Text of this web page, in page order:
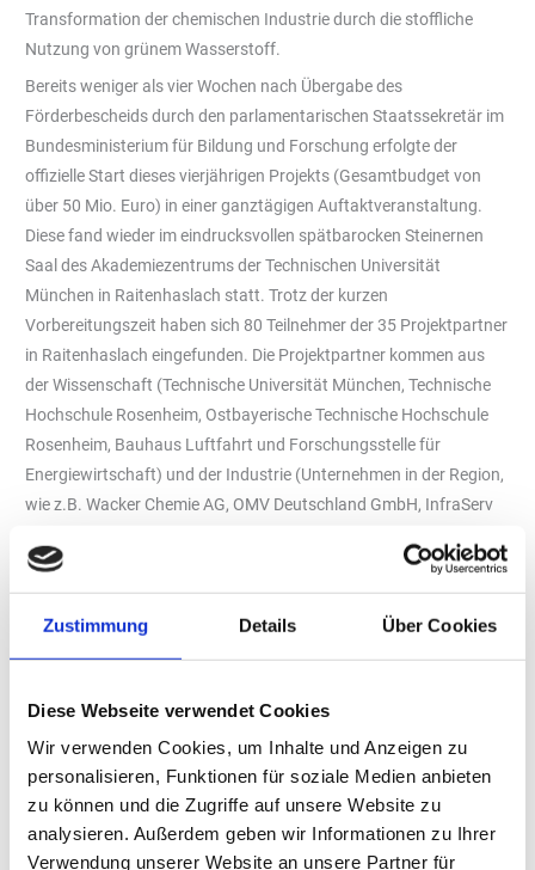
Zustimmung Details Über Cookies
Diese Webseite verwendet Cookies
Wir verwenden Cookies, um Inhalte und Anzeigen zu
personalisieren, Funktionen für soziale Medien anbieten
zu können und die Zugriffe auf unsere Website zu
analysieren. Außerdem geben wir Informationen zu Ihrer
Verwendung unserer Website an unsere Partner für
Transformation der chemischen Industrie durch die stoffliche
Nutzung von grünem Wasserstoff.
Bereits weniger als vier Wochen nach Übergabe des
Förderbescheids durch den parlamentarischen Staatssekretär im
Bundesministerium für Bildung und Forschung erfolgte der
offizielle Start dieses vierjährigen Projekts (Gesamtbudget von
über 50 Mio. Euro) in einer ganztägigen Auftaktveranstaltung.
Diese fand wieder im eindrucksvollen spätbarocken Steinernen
Saal des Akademiezentrums der Technischen Universität
München in Raitenhaslach statt. Trotz der kurzen
Vorbereitungszeit haben sich 80 Teilnehmer der 35 Projektpartner
in Raitenhaslach eingefunden. Die Projektpartner kommen aus
der Wissenschaft (Technische Universität München, Technische
Hochschule Rosenheim, Ostbayerische Technische Hochschule
Rosenheim, Bauhaus Luftfahrt und Forschungsstelle für
Energiewirtschaft) und der Industrie (Unternehmen in der Region,
wie z.B. Wacker Chemie AG, OMV Deutschland GmbH, InfraServ
Spezialunternehmen aus ganz Deutschland wie z.B. PlasmaAir
AG und Easy-Labs GmbH).
Ein Projektpartner in diesem Konsortium ist das interdisziplinäre
Forschungsinstitut Bauhaus Luftfahrt, welches als Luftverkehrs-
nachhaltigen Luftverkehr untersucht. Im Rahmen des
Verbundprojekts Wasserstoff-Reallabor Burghausen bewertet
das Institut verschiedene Produktionsverfahren für erneuerbare
Kerosine, die zu einer nachhaltigen Kraftstoffversorgung des
bayerischen Luftverkehrs beitragen können. Dabei liegt der Fokus